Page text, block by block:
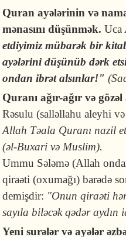
Quran ayələrinin və
mənasını düşünmək. Uca
etdiyimiz mübarək bir
ayələrini düşünüb dərk
ondan ibrət alsınlar!"
Quranı ağır-ağır və
Rəsulu (salləllahu aleyhi
Allah Təala Quranı nazil
(əl-Buxari və Muslim).
Ummu Sələmə (Allah
qiraəti (oxumağı) barədə
demişdir: "Onun qiraəti
sayıla biləcək qədər
Yeni surələr və ayələr